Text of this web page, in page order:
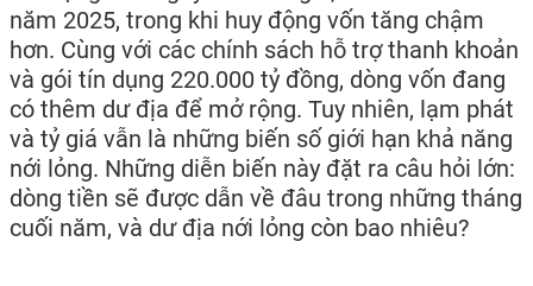
năm 2025, trong khi huy động vốn tăng chậm
hơn. Cùng với các chính sách hỗ trợ thanh khoản
và gói tín dụng 220.000 tỷ đồng, dòng vốn đang
có thêm dư địa để mở rộng. Tuy nhiên, lạm phát
và tỷ giá vẫn là những biến số giới hạn khả năng
nới lỏng. Những diễn biến này đặt ra câu hỏi lớn:
dòng tiền sẽ được dẫn về đâu trong những tháng
cuối năm, và dư địa nới lỏng còn bao nhiêu?